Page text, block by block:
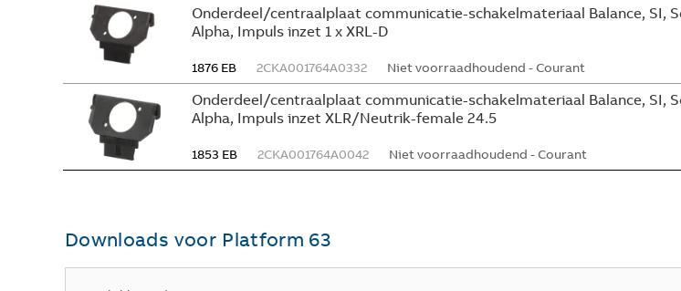
Onderdeel/centraalplaat communicatie-schakelmateriaal Balance, SI,
Alpha, Impuls inzet 1 x XRL-D
1876 EB 2CKA001764A0332 Niet voorraadhoudend - Courant
Onderdeel/centraalplaat communicatie-schakelmateriaal Balance, SI,
Alpha, Impuls inzet XLR/Neutrik-female 24.5
1853 EB 2CKA001764A0042 Niet voorraadhoudend - Courant
Downloads voor Platform 63